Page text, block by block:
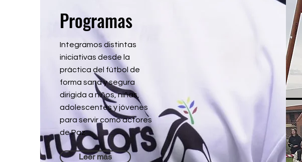
Programas
Integramos distintas
iniciativas desde la
práctica del fútbol de
forma sana y segura
dirigida a niños, niñas,
adolescentes y jóvenes
para servir como actores
de Paz
Leer más